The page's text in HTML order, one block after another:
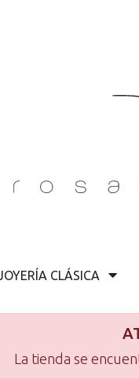
JOYERÍA CLÁSICA
La tienda se